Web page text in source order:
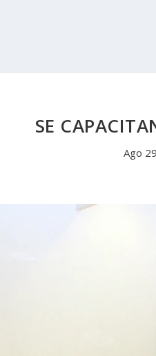
SE
Ago